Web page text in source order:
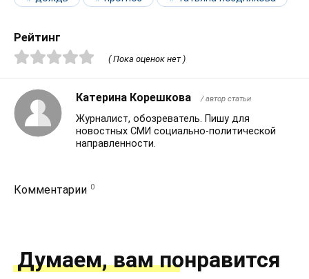
Рейтинг
( Пока оценок нет )
Катерина Корешкова / автор статьи
Журналист, обозреватель. Пишу для
новостных СМИ социально-политической
направленности.
Комментарии 0
Думаем, вам понравится